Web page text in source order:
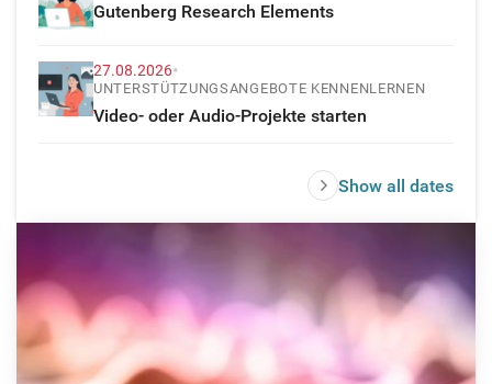
Gutenberg Research Elements
27.08.2026•
UNTERSTÜTZUNGSANGEBOTE KENNENLERNEN
Video- oder Audio-Projekte starten
Show all dates